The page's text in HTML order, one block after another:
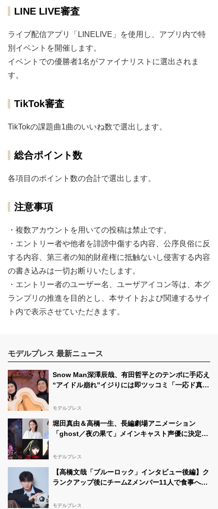
LINE LIVE審査
ライブ配信アプリ「LINELIVE」を使用し、アプリ内で特
別イベントを開催します。
イベントでの優勝者1名がファイナリストに選出されま
す。
TikTok審査
TikTokの課題曲1曲のいいね数で選出します。
総合ポイント数
各項目のポイント数の合計で選出します。
注意事項
・複数アカウントを用いての投稿は禁止です。
・エントリー者や他者を誹謗中傷する内容、公序良俗に反
する内容、第三者の知的財産権に抵触ないし侵害する内容
の書き込みは一切お断りいたします。
・エントリー者のユーザー名、ユーザアイコン等は、本グ
ランプリの推進を目的とし、本サイトおよび関連するサイ
ト内で表示させていただきます。
モデルプレス 最新ニュース
Snow Man深澤辰哉、有田哲平とのテンポに手応え
“アイドル崩れ”イジりには即ツッコミ「一応ド真ん
モデルプレス
堀田真由＆高橋一生、長編劇場アニメーション
「ghost／夜の果て」メインキャスト声優に決定
感情を思い出しました」
モデルプレス
【高橋文哉「ブルーロック」インタビュー後編】ク
ランクアップ後にチームZメンバー11人で食事へ
カー明かす
モデルプレス